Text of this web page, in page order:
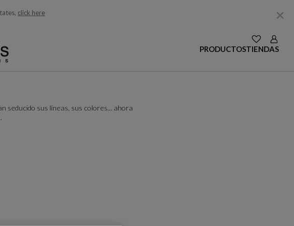
click here
VER LAS
Login
PRODUCTOSTIENDAS
seducido sus líneas, sus colores... ahora